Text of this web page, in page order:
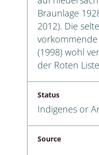
Braunlage
2012). Die
(1998) wohl
der Roten
Status
Indigenes or
Source